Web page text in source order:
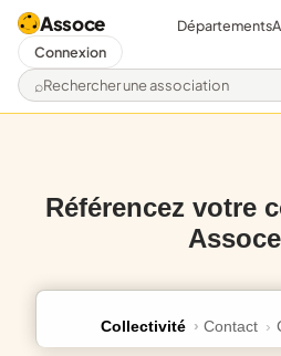
Assoce
Rechercher une association
Départements
Connexion
Référencez votre
Collectivité Contact